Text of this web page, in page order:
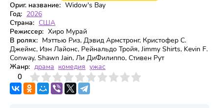
Ориг. название: Widow's Bay
Год: 2026
Страна: США
Режиссер: Хиро Мурай
В ролях: Мэттью Риз, Дэвид Армстронг, Кристофер С.
Джеймс, Иэн Лайонс, Рейнальдо Тройя, Jimmy Shirts, Kevin F.
Conway, Shawn Jain, Ли ДиФилиппо, Стивен Рут
Жанр: драма комедия ужас
0
4 6 7 8 9 10